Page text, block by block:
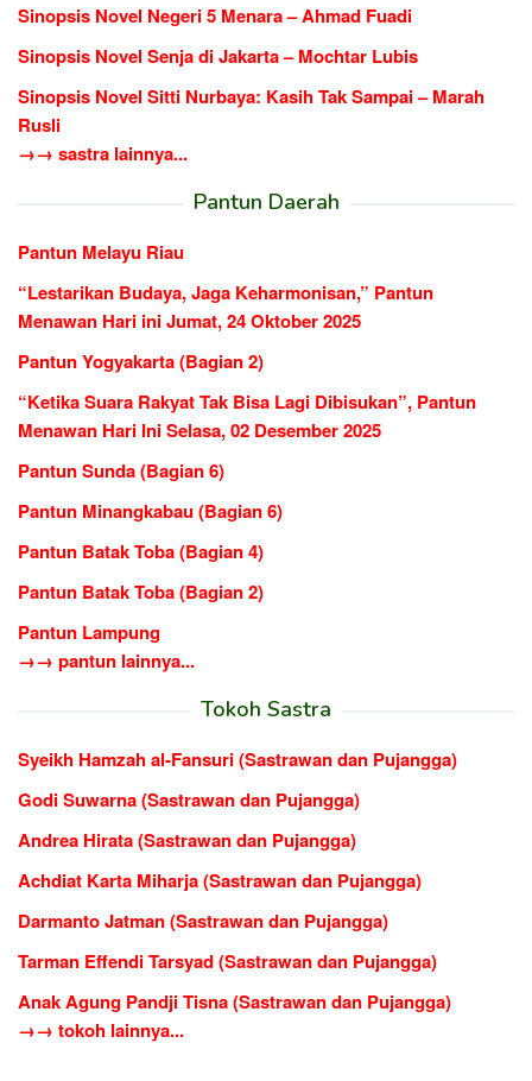
Sinopsis Novel Negeri 5 Menara – Ahmad Fuadi
Sinopsis Novel Senja di Jakarta – Mochtar Lubis
Sinopsis Novel Sitti Nurbaya: Kasih Tak Sampai – Marah
Rusli
→→ sastra lainnya...
Pantun Daerah
Pantun Melayu Riau
“Lestarikan Budaya, Jaga Keharmonisan,” Pantun
Menawan Hari ini Jumat, 24 Oktober 2025
Pantun Yogyakarta (Bagian 2)
“Ketika Suara Rakyat Tak Bisa Lagi Dibisukan”, Pantun
Menawan Hari Ini Selasa, 02 Desember 2025
Pantun Sunda (Bagian 6)
Pantun Minangkabau (Bagian 6)
Pantun Batak Toba (Bagian 4)
Pantun Batak Toba (Bagian 2)
Pantun Lampung
→→ pantun lainnya...
Tokoh Sastra
Syeikh Hamzah al-Fansuri (Sastrawan dan Pujangga)
Godi Suwarna (Sastrawan dan Pujangga)
Andrea Hirata (Sastrawan dan Pujangga)
Achdiat Karta Miharja (Sastrawan dan Pujangga)
Darmanto Jatman (Sastrawan dan Pujangga)
Tarman Effendi Tarsyad (Sastrawan dan Pujangga)
Anak Agung Pandji Tisna (Sastrawan dan Pujangga)
→→ tokoh lainnya...